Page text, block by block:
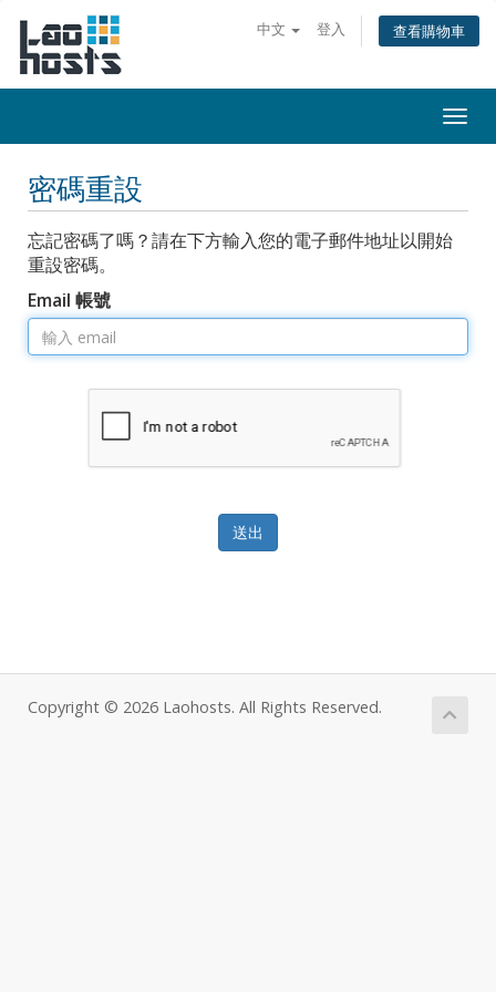
中文 登入 查看購物車
密碼重設
忘記密碼了嗎？請在下方輸入您的電子郵件地址以開始
重設密碼。
Email 帳號
送出
Copyright © 2026 Laohosts. All Rights Reserved.